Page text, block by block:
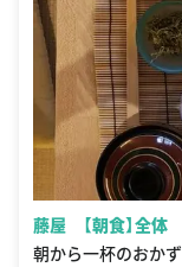
藤屋 【朝食】全体
朝から一杯のおかず